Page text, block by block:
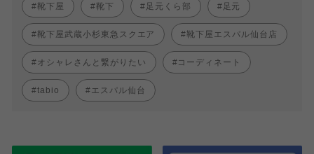
靴下屋 靴下 足元くら部 足元
靴下屋武蔵小杉東急スクエア 靴下屋エスパル仙台店
オシャレさんと繋がりたい コーディネート
tabio エスパル仙台